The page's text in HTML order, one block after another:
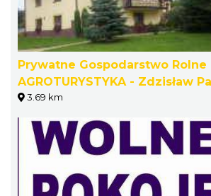
Prywatne Gospodarstwo Rolne
AGROTURYSTYKA - Zdzisław
3.69 km